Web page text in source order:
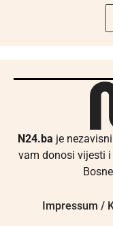
N24.ba je
vam donosi vijesti
Impressum /